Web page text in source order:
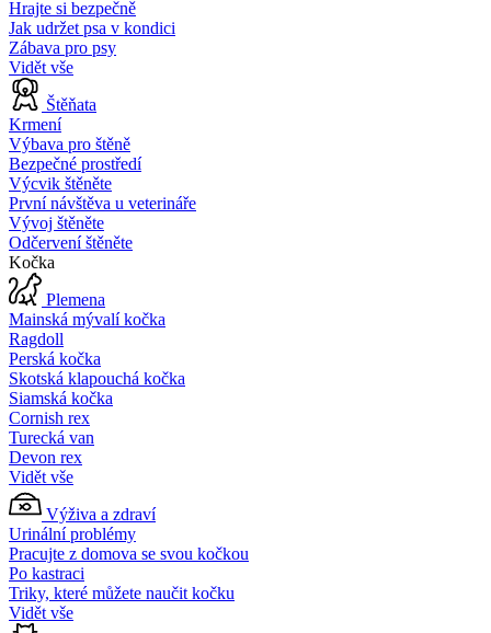
Hrajte si bezpečně
Jak udržet psa v kondici
Zábava pro psy
Vidět vše
Štěňata
Krmení
Výbava pro štěně
Bezpečné prostředí
Výcvik štěněte
První návštěva u veterináře
Vývoj štěněte
Odčervení štěněte
Kočka
Plemena
Mainská mývalí kočka
Ragdoll
Perská kočka
Skotská klapouchá kočka
Siamská kočka
Cornish rex
Turecká van
Devon rex
Vidět vše
Výživa a zdraví
Urinální problémy
Pracujte z domova se svou kočkou
Po kastraci
Triky, které můžete naučit kočku
Vidět vše